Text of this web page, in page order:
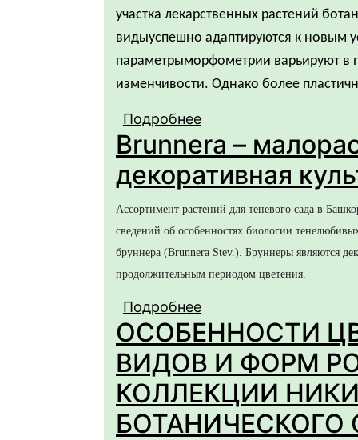
участка лекарственных растений
видыуспешно адаптируются к новым
параметрыморфометрии варьируют в
изменчивости. Однако более
Подробнее
представителей
растений
университета
Brunnera –
декоративная
Ассортимент растений для теневого сада в
сведений об особенностях биологии
бруннера (Brunnera Stev.). Бруннеры являются
продолжительным периодом цветения.
Подробнее
теневого сада
ОСОБЕННОСТИ
ВИДОВ И ФОРМ
КОЛЛЕКЦИИ
БОТАНИЧЕСКОГО